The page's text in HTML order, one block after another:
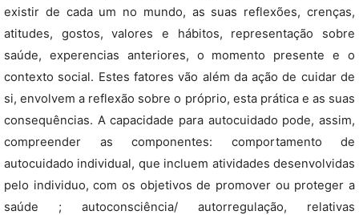
existir de cada um no mundo, as suas reflexões, crenças,
atitudes, gostos, valores e hábitos, representação sobre
saúde, experencias anteriores, o momento presente e o
contexto social. Estes fatores vão além da ação de cuidar de
si, envolvem a reflexão sobre o próprio, esta prática e as suas
consequências. A capacidade para autocuidado pode, assim,
compreender as componentes: comportamento de
autocuidado individual, que incluem atividades desenvolvidas
pelo individuo, com os objetivos de promover ou proteger a
saúde ; autoconsciência/ autorregulação, relativas